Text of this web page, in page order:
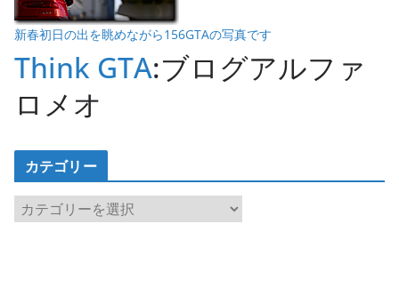
新春初日の出を眺めながら156GTAの写真です
Think GTA:ブログアルファ
ロメオ
カテゴリー
カ
テ